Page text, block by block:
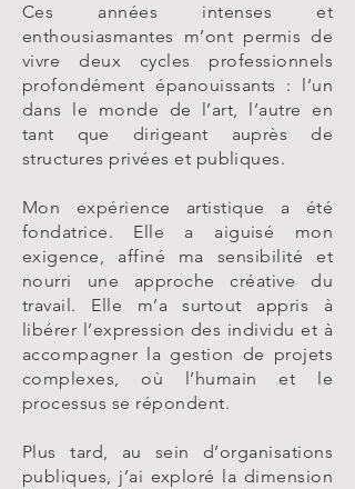
Ces années intenses et
enthousiasmantes m’ont permis de
vivre deux cycles professionnels
profondément épanouissants : l’un
dans le monde de l’art, l’autre en
tant que dirigeant auprès de
structures privées et publiques.
Mon expérience artistique a été
fondatrice. Elle a aiguisé mon
exigence, affiné ma sensibilité et
nourri une approche créative du
travail. Elle m’a surtout appris à
libérer l’expression des individu et à
accompagner la gestion de projets
complexes, où l’humain et le
processus se répondent.
Plus tard, au sein d’organisations
publiques, j’ai exploré la dimension